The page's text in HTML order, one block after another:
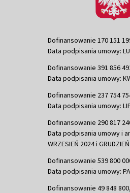
Dofinansowanie 170 151
Data podpisania umowy:
Dofinansowanie 391 856
Data podpisania umowy:
Dofinansowanie 237 754
Data podpisania umowy:
Dofinansowanie 290 817
Data podpisania umowy i
WRZESIEŃ 2024 i
Dofinansowanie 539 800
Data podpisania umowy:
Dofinansowanie 49 848